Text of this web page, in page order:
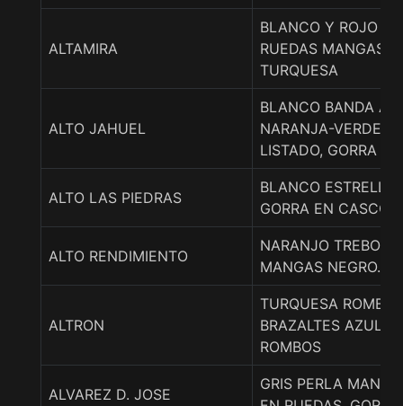
ALTAMIRA
BLANCO Y ROJO
RUEDAS MANGAS Y
TURQUESA
ALTO JAHUEL
BLANCO BANDA
NARANJA-VERDE,
LISTADO, GORRA
ALTO LAS PIEDRAS
BLANCO
GORRA EN CASCOS
ALTO RENDIMIENTO
NARANJO TREBOL
MANGAS NEGRO.
ALTRON
TURQUESA ROMBO
BRAZALTES AZUL
ROMBOS
ALVAREZ D. JOSE
GRIS PERLA